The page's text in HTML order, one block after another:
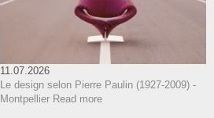
11.07.2026
Le design selon Pierre Paulin (1927-2009) -
Montpellier Read more